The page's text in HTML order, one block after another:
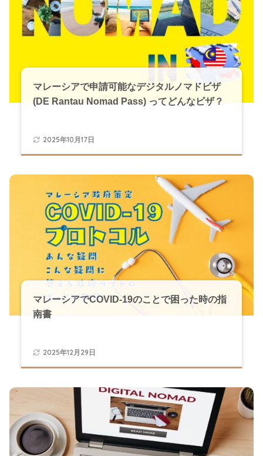
マレーシアで申請可能なデジタルノマドビザ
(DE Rantau Nomad Pass) ってどんなビザ？
2025年10月17日
マレーシアでCOVID-19のことで困った時の指
南書
2025年12月29日